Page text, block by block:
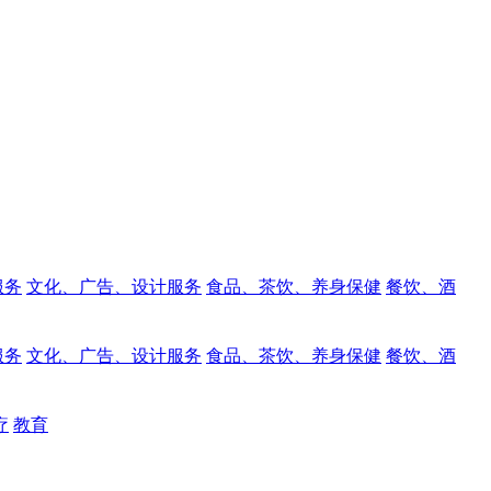
务 文化、广告、设计服务 食品、茶饮、养身保健 餐饮、酒
务 文化、广告、设计服务 食品、茶饮、养身保健 餐饮、酒
教育